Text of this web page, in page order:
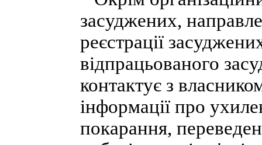
засуджених,
реєстрації
відпрацьованого
контактує з
інформації про
покарання,